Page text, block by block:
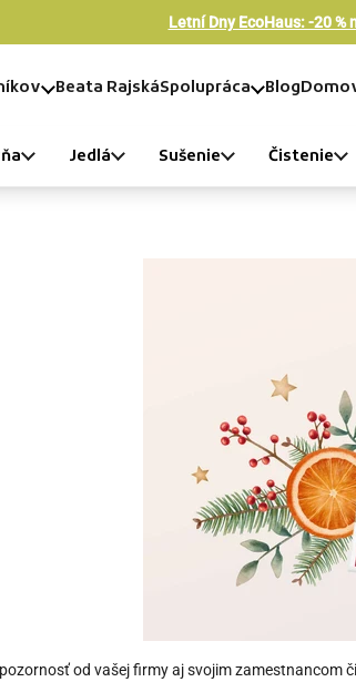
Letní Dny EcoHaus: -20 %
Beata RajskáSpolupráca Blog
Jedlá Sušenie Čistenie
od vašej firmy aj svojim zamestnancom